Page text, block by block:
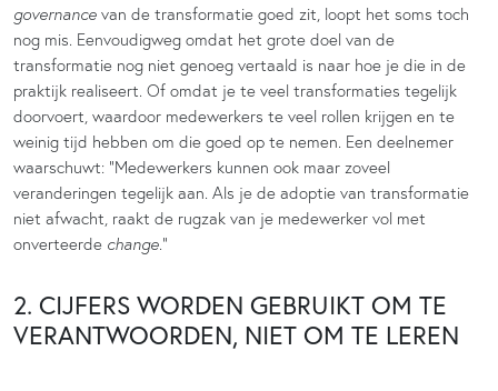
governance van de transformatie goed zit, loopt het soms toch
nog mis. Eenvoudigweg omdat het grote doel van de
transformatie nog niet genoeg vertaald is naar hoe je die in de
praktijk realiseert. Of omdat je te veel transformaties tegelijk
doorvoert, waardoor medewerkers te veel rollen krijgen en te
weinig tijd hebben om die goed op te nemen. Een deelnemer
waarschuwt: “Medewerkers kunnen ook maar zoveel
veranderingen tegelijk aan. Als je de adoptie van transformatie
niet afwacht, raakt de rugzak van je medewerker vol met
onverteerde change.”
2. CIJFERS WORDEN GEBRUIKT OM TE
VERANTWOORDEN, NIET OM TE LEREN